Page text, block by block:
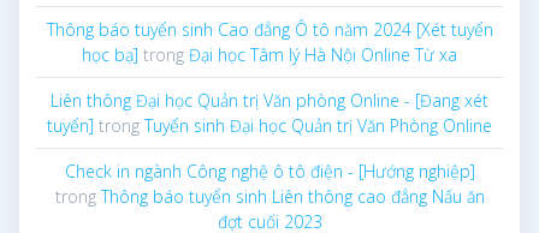
Thông báo tuyển sinh Cao đẳng Ô tô năm 2024 [Xét tuyển
học bạ] trong Đại học Tâm lý Hà Nội Online Từ xa
Liên thông Đại học Quản trị Văn phòng Online - [Đang xét
tuyển] trongTuyển sinh Đại học Quản trị Văn Phòng Online
Check in ngành Công nghệ ô tô điện - [Hướng nghiệp]
trongThông báo tuyển sinh Liên thông cao đẳng Nấu ăn
đợt cuối 2023